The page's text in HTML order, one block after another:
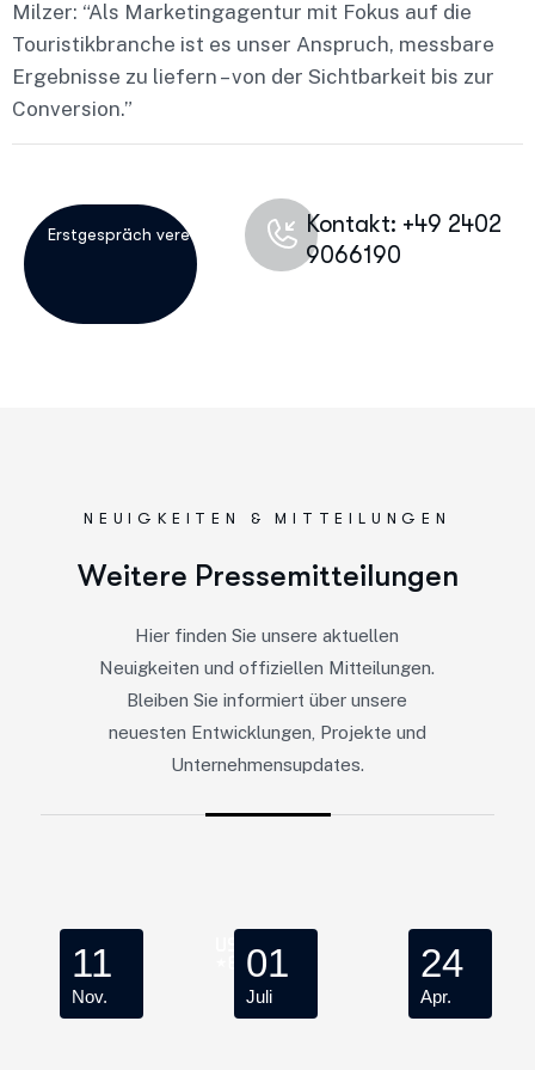
Milzer: “Als Marketingagentur mit Fokus auf die
Touristikbranche ist es unser Anspruch, messbare
Ergebnisse zu liefern – von der Sichtbarkeit bis zur
Conversion.”
Kontakt: +49 2402
9066190
NEUIGKEITEN & MITTEILUNGEN
Weitere Pressemitteilungen
Hier finden Sie unsere aktuellen
Neuigkeiten und offiziellen Mitteilungen.
Bleiben Sie informiert über unsere
neuesten Entwicklungen, Projekte und
Unternehmensupdates.
11
Nov.
01
Juli
24
Apr.